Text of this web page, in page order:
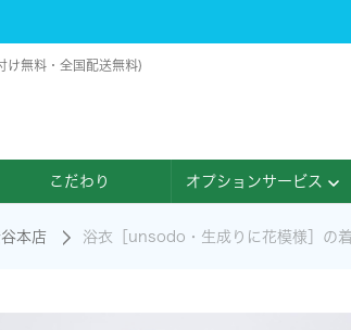
無料・全国配送無料)
こだわり オプションサービス
本店 浴衣［unsodo・生成りに花模様］の